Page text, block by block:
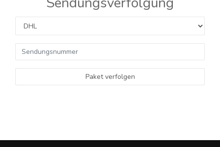
Paket verfolgen